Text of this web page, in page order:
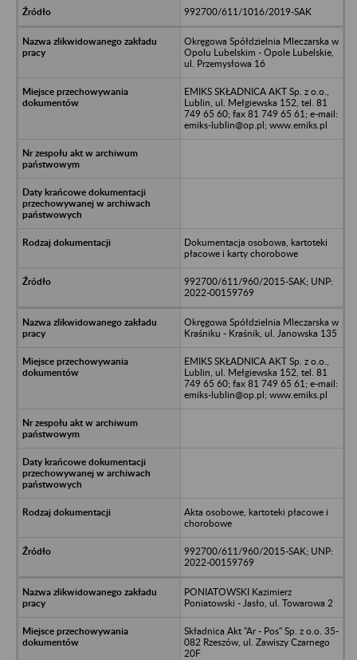
992700/611/1016/2019-SAK
Okręgowa Spółdzielnia Mleczarska w
Opolu Lubelskim - Opole Lubelskie,
ul. Przemysłowa 16
EMIKS SKŁADNICA AKT Sp. z o.o.,
Lublin, ul. Mełgiewska 152, tel. 81
749 65 60; fax 81 749 65 61; e-mail:
emiks-lublin@op.pl; www.emiks.pl
Dokumentacja osobowa, kartoteki
płacowe i karty chorobowe
992700/611/960/2015-SAK; UNP:
2022-00159769
Okręgowa Spółdzielnia Mleczarska w
Kraśniku - Kraśnik, ul. Janowska 135
EMIKS SKŁADNICA AKT Sp. z o.o.,
Lublin, ul. Mełgiewska 152, tel. 81
749 65 60; fax 81 749 65 61; e-mail:
emiks-lublin@op.pl; www.emiks.pl
Akta osobowe, kartoteki płacowe i
chorobowe
992700/611/960/2015-SAK; UNP:
2022-00159769
PONIATOWSKI Kazimierz
Poniatowski - Jasło, ul. Towarowa 2
Składnica Akt "Ar - Pos" Sp. z o.o. 35-
082 Rzeszów, ul. Zawiszy Czarnego
20F